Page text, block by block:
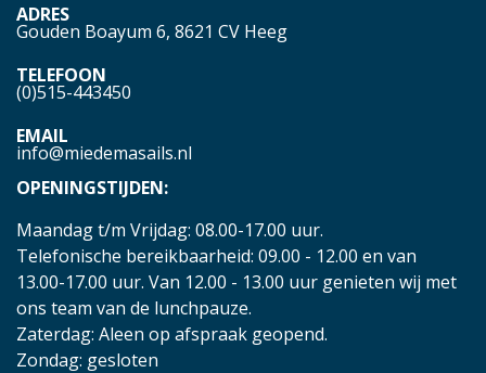
ADRES
Gouden Boayum 6, 8621 CV Heeg
TELEFOON
(0)515-443450
EMAIL
info@miedemasails.nl
OPENINGSTIJDEN:
Maandag t/m Vrijdag: 08.00-17.00 uur.
Telefonische bereikbaarheid: 09.00 - 12.00 en van
13.00-17.00 uur. Van 12.00 - 13.00 uur genieten wij met
ons team van de lunchpauze.
Zaterdag: Aleen op afspraak geopend.
Zondag: gesloten